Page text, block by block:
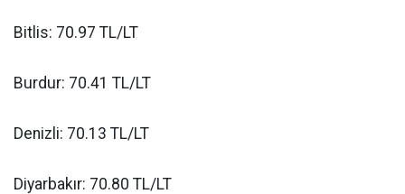
Bitlis: 70.97 TL/LT
Burdur: 70.41 TL/LT
Denizli: 70.13 TL/LT
Diyarbakır: 70.80 TL/LT